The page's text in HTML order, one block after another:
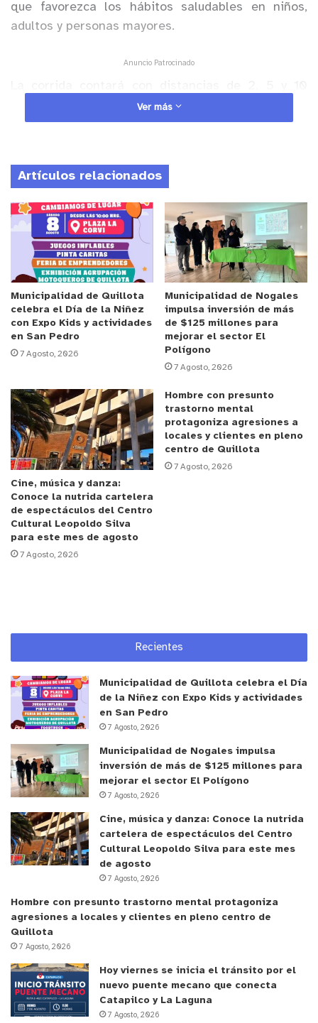
que favorezca los hábitos saludables en niños,
adultos y personas mayores.
Anuncio Patrocinado
kilómetros, teniendo como punto de partida el
recinto deportivo en dirección a calle Alonso
señalizado para los participantes.
Las inscripciones estarán abiertas hasta este
viernes 10 de noviembre a las 11:59 de la mañana a
través del sitio webwww.lacalera.cl. Cada corredor
recibirá su kit de participación y medalla de
finalista.
y tú, ¿qué opinas?
Ver más
Artículos relacionados
Municipalidad de Quillota
celebra el Día de la Niñez
con Expo Kids y actividades
en San Pedro
7 Agosto, 2026
Municipalidad de Nogales
impulsa inversión de más
de $125 millones para
mejorar el sector El
Polígono
7 Agosto, 2026
Cine, música y danza:
Conoce la nutrida cartelera
de espectáculos del Centro
Cultural Leopoldo Silva
para este mes de agosto
7 Agosto, 2026
Hombre con presunto
trastorno mental
protagoniza agresiones a
locales y clientes en pleno
centro de Quillota
7 Agosto, 2026
Recientes
Municipalidad de Quillota celebra el Día
de la Niñez con Expo Kids y actividades
en San Pedro
7 Agosto, 2026
Municipalidad de Nogales impulsa
inversión de más de $125 millones para
mejorar el sector El Polígono
7 Agosto, 2026
Cine, música y danza: Conoce la nutrida
cartelera de espectáculos del Centro
Cultural Leopoldo Silva para este mes
de agosto
7 Agosto, 2026
Hombre con presunto trastorno mental protagoniza
agresiones a locales y clientes en pleno centro de
Quillota
7 Agosto, 2026
Hoy viernes se inicia el tránsito por el
nuevo puente mecano que conecta
Catapilco y La Laguna
7 Agosto, 2026